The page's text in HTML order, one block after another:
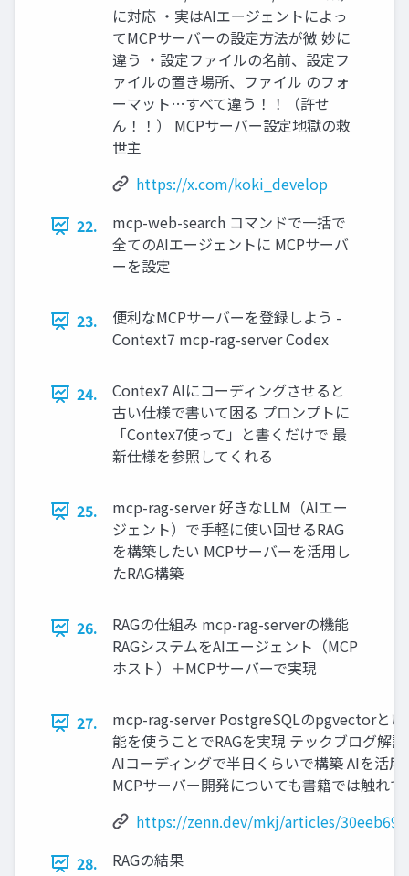
に対応 ・実はAIエージェントによっ
てMCPサーバーの設定方法が微 妙に
違う ・設定ファイルの名前、設定フ
ァイルの置き場所、ファイル のフォ
ーマット…すべて違う！！（許せ
ん！！） MCPサーバー設定地獄の救
世主
https://x.com/koki_develop
22.
mcp-web-search コマンドで一括で
全てのAIエージェントに MCPサーバ
ーを設定
23.
便利なMCPサーバーを登録しよう -
Context7 mcp-rag-server Codex
24.
Contex7 AIにコーディングさせると
古い仕様で書いて困る プロンプトに
「Contex7使って」と書くだけで 最
新仕様を参照してくれる
25.
mcp-rag-server 好きなLLM（AIエー
ジェント）で手軽に使い回せるRAG
を構築したい MCPサーバーを活用し
たRAG構築
26.
RAGの仕組み mcp-rag-serverの機能
RAGシステムをAIエージェント（MCP
ホスト）＋MCPサーバーで実現
27.
mcp-rag-server PostgreSQLのpgvectorとい
能を使うことでRAGを実現 テックブログ解
AIコーディングで半日くらいで構築 AIを活用
MCPサーバー開発についても書籍では触れ
https://zenn.dev/mkj/articles/
28.
RAGの結果